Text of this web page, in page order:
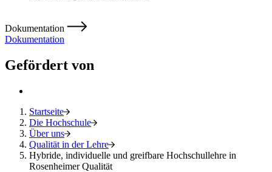
Dokumentation
Dokumentation
Gefördert von
Startseite
Die Hochschule
Über uns
Qualität in der Lehre
Hybride, individuelle und greifbare Hochschullehre in
Rosenheimer Qualität